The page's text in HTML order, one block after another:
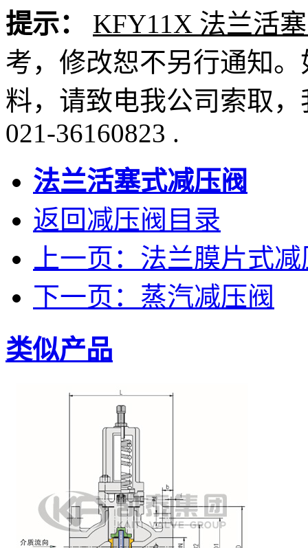
提示：
KFY11X 法兰活
考，修改恕不另行通知
料，请致电我公司索取
021-36160823 .
法兰活塞式减压阀
返回减压阀目录
上一页：法兰膜片式
下一页：蒸汽减压阀
类似产品